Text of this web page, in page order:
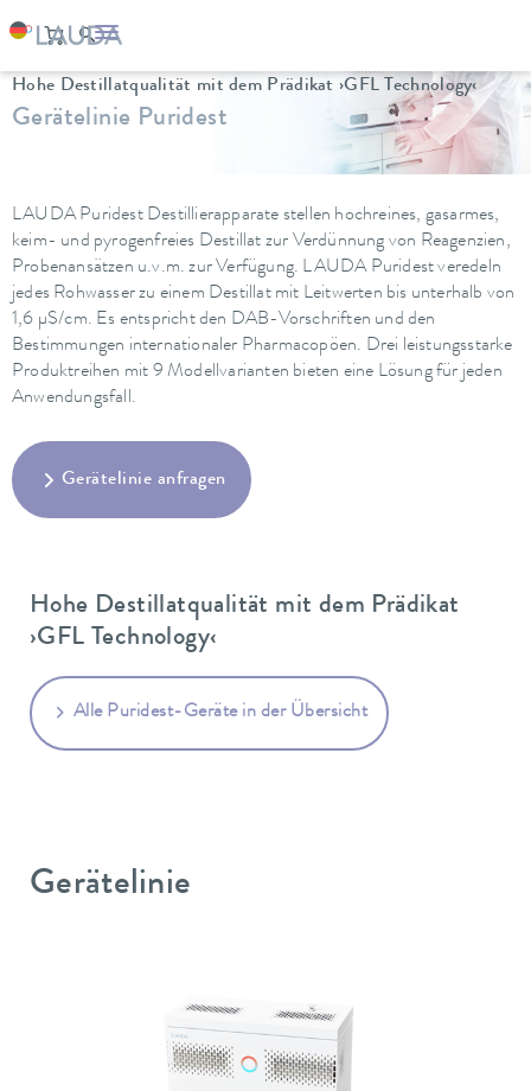
Hohe Destillatqualität mit dem Prädikat ›GFL Technology‹
Gerätelinie Puridest
LAUDA Puridest Destillierapparate stellen hochreines, gasarmes,
keim- und pyrogenfreies Destillat zur Verdünnung von Reagenzien,
Probenansätzen u.v.m. zur Verfügung. LAUDA Puridest veredeln
jedes Rohwasser zu einem Destillat mit Leitwerten bis unterhalb von
1,6 μS/cm. Es entspricht den DAB-Vorschriften und den
Bestimmungen internationaler Pharmacopöen. Drei leistungsstarke
Produktreihen mit 9 Modellvarianten bieten eine Lösung für jeden
Anwendungsfall.
Gerätelinie anfragen
Hohe Destillatqualität mit dem Prädikat
›GFL Technology‹
Alle Puridest-Geräte in der Übersicht
Gerätelinie